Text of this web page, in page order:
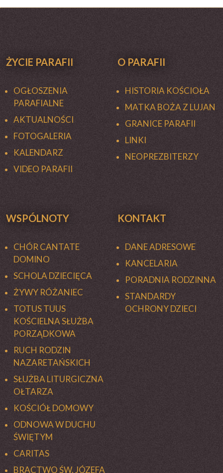
ŻYCIE PARAFII
OGŁOSZENIA
PARAFIALNE
AKTUALNOŚCI
FOTOGALERIA
KALENDARZ
VIDEO PARAFII
O PARAFII
HISTORIA KOŚCIOŁA
MATKA BOŻA Z LUJAN
GRANICE PARAFII
LINKI
NEOPREZBITERZY
WSPÓLNOTY
CHÓR CANTATE
DOMINO
SCHOLA DZIECIĘCA
ŻYWY RÓŻANIEC
TOTUS TUUS
KOŚCIELNA SŁUŻBA
PORZĄDKOWA
RUCH RODZIN
NAZARETAŃSKICH
SŁUŻBA LITURGICZNA
OŁTARZA
KOŚCIÓŁ DOMOWY
ODNOWA W DUCHU
ŚWIĘTYM
CARITAS
BRACTWO ŚW. JÓZEFA
KONTAKT
DANE ADRESOWE
KANCELARIA
PORADNIA RODZINNA
STANDARDY
OCHRONY DZIECI